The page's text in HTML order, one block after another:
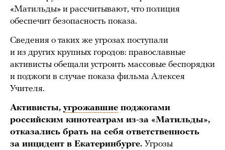
«Матильды» и рассчитывают, что полиция
обеспечит безопасность показа.
Сведения о таких же угрозах поступали
и из других крупных городов: православные
активисты обещали устроить массовые беспорядки
и поджоги в случае показа фильма Алексея
Учителя.
Активисты, угрожавшие поджогами
российским кинотеатрам из-за «Матильды»,
отказались брать на себя ответственность
за инцидент в Екатеринбурге. Угрозы